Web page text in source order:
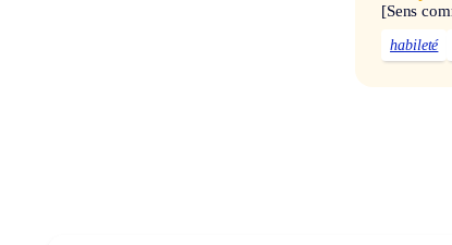
[Sens
habileté